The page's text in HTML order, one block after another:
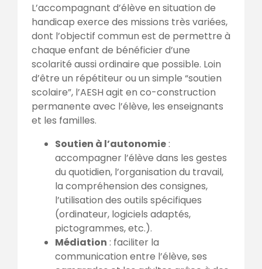
L’accompagnant d’élève en situation de
handicap exerce des missions très variées,
dont l’objectif commun est de permettre à
chaque enfant de bénéficier d’une
scolarité aussi ordinaire que possible. Loin
d’être un répétiteur ou un simple “soutien
scolaire”, l’AESH agit en co-construction
permanente avec l’élève, les enseignants
et les familles.
Soutien à l’autonomie:
accompagner l’élève dans les gestes
du quotidien, l’organisation du travail,
la compréhension des consignes,
l’utilisation des outils spécifiques
(ordinateur, logiciels adaptés,
pictogrammes, etc.).
Médiation : faciliter la
communication entre l’élève, ses